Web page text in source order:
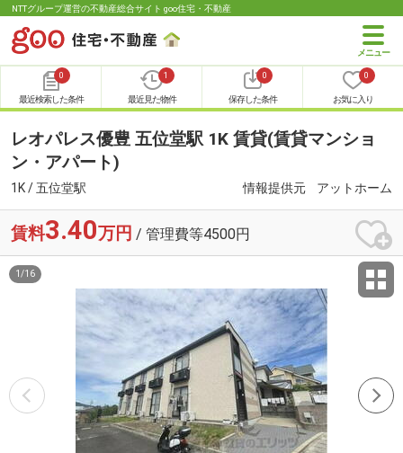
NTTグループ運営の不動産総合サイト goo住宅・不動産
0
最近検索した条件
1
最近見た物件
0
保存した条件
0
お気に入り
レオパレス優豊 五位堂駅 1K 賃貸(賃貸マンショ
ン・アパート)
1K / 五位堂駅 情報提供元 アットホーム
賃料3.40万円 / 管理費等4500円
1 /16